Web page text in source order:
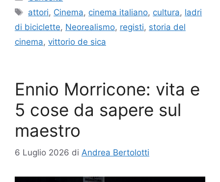
Tag
attori, Cinema, cinema italiano, cultura, ladri
di biciclette, Neorealismo, registi, storia del
cinema, vittorio de sica
Ennio Morricone: vita e
5 cose da sapere sul
maestro
6 Luglio 2026 di Andrea Bertolotti